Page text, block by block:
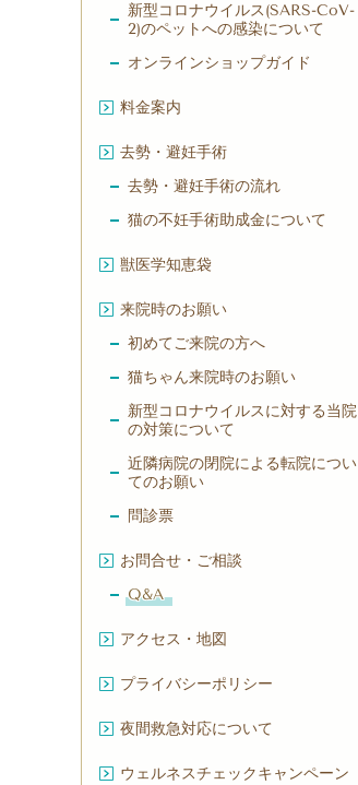
新型コロナウイルス(SARS-CoV-
2)のペットへの感染について
オンラインショップガイド
料金案内
去勢・避妊手術
去勢・避妊手術の流れ
猫の不妊手術助成金について
獣医学知恵袋
来院時のお願い
初めてご来院の方へ
猫ちゃん来院時のお願い
新型コロナウイルスに対する当院
の対策について
近隣病院の閉院による転院につい
てのお願い
問診票
お問合せ・ご相談
Q&A
アクセス・地図
プライバシーポリシー
夜間救急対応について
ウェルネスチェックキャンペーン